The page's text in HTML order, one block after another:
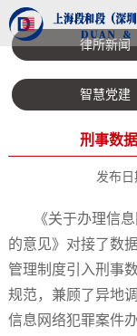
律所新闻
智慧党建
刑事数
发布日
《关于办理信
的意见》对接了数
管理制度引入刑事
规范，兼顾了异地
信息网络犯罪案件